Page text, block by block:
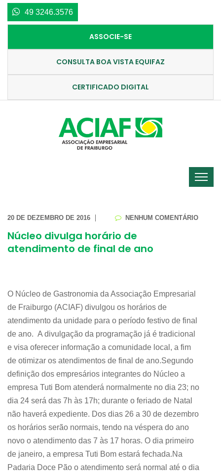
49 3246.3576
ASSOCIE-SE
CONSULTA BOA VISTA EQUIFAZ
CERTIFICADO DIGITAL
20 DE DEZEMBRO DE 2016 NENHUM COMENTÁRIO
Núcleo divulga horário de
atendimento de final de ano
O Núcleo de Gastronomia da Associação Empresarial
de Fraiburgo (ACIAF) divulgou os horários de
atendimento da unidade para o período festivo de final
de ano. A divulgação da programação já é tradicional
e visa oferecer informação a comunidade local, a fim
de otimizar os atendimentos de final de ano.Segundo
definição dos empresários integrantes do Núcleo a
empresa Tuti Bom atenderá normalmente no dia 23; no
dia 24 será das 7h às 17h; durante o feriado de Natal
não haverá expediente. Dos dias 26 a 30 de dezembro
os horários serão normais, tendo na véspera do ano
novo o atendimento das 7 às 17 horas. O dia primeiro
de janeiro, a empresa Tuti Bom estará fechada.Na
Padaria Doce Pão o atendimento será normal até o dia